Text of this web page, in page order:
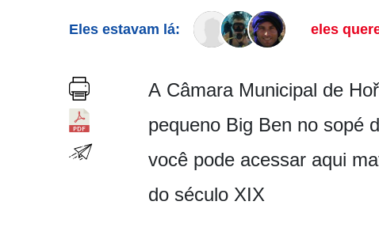
Eles estavam lá: eles
A Câmara Municipal de
pequeno Big Ben no sopé
você pode acessar aqui
do século XIX